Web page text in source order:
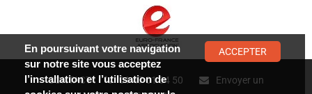
CONTACT : 01 47 01 34 50
Envoyer un
En poursuivant votre navigation
sur notre site vous acceptez
l’installation et l’utilisation de
ACCEPTER